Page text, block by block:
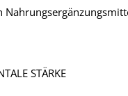
STÄRKE